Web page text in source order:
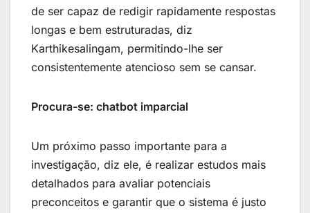
de ser capaz de redigir rapidamente respostas
longas e bem estruturadas, diz
Karthikesalingam, permitindo-lhe ser
consistentemente atencioso sem se cansar.
Procura-se: chatbot imparcial
Um próximo passo importante para a
investigação, diz ele, é realizar estudos mais
detalhados para avaliar potenciais
preconceitos e garantir que o sistema é justo